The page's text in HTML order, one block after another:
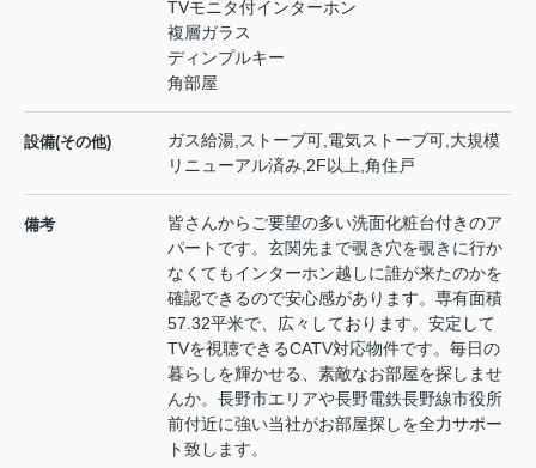
TVモニタ付インターホン
複層ガラス
ディンプルキー
角部屋
設備(その他)
ガス給湯,ストーブ可,電気ストーブ可,大規模
リニューアル済み,2F以上,角住戸
備考
皆さんからご要望の多い洗面化粧台付きのア
パートです。玄関先まで覗き穴を覗きに行か
なくてもインターホン越しに誰が来たのかを
確認できるので安心感があります。専有面積
57.32平米で、広々しております。安定して
TVを視聴できるCATV対応物件です。毎日の
暮らしを輝かせる、素敵なお部屋を探しませ
んか。長野市エリアや長野電鉄長野線市役所
前付近に強い当社がお部屋探しを全力サポー
ト致します。